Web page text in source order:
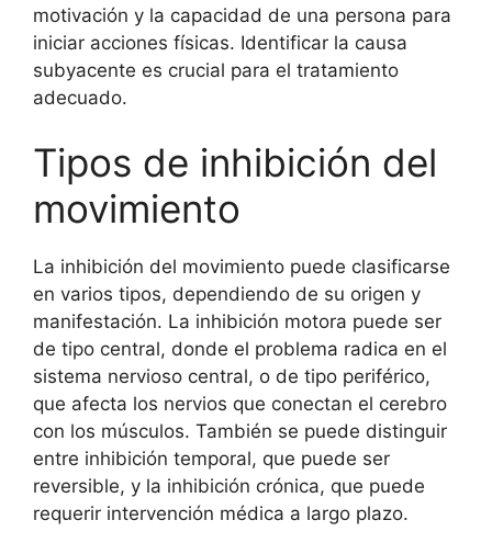
motivación y la capacidad de una persona para
iniciar acciones físicas. Identificar la causa
subyacente es crucial para el tratamiento
adecuado.
Tipos de inhibición del
movimiento
La inhibición del movimiento puede clasificarse
en varios tipos, dependiendo de su origen y
manifestación. La inhibición motora puede ser
de tipo central, donde el problema radica en el
sistema nervioso central, o de tipo periférico,
que afecta los nervios que conectan el cerebro
con los músculos. También se puede distinguir
entre inhibición temporal, que puede ser
reversible, y la inhibición crónica, que puede
requerir intervención médica a largo plazo.